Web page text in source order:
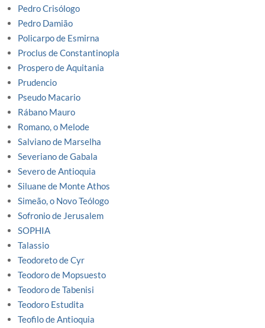
Pedro Crisólogo
Pedro Damião
Policarpo de Esmirna
Proclus de Constantinopla
Prospero de Aquitania
Prudencio
Pseudo Macario
Rábano Mauro
Romano, o Melode
Salviano de Marselha
Severiano de Gabala
Severo de Antioquia
Siluane de Monte Athos
Simeão, o Novo Teólogo
Sofronio de Jerusalem
SOPHIA
Talassio
Teodoreto de Cyr
Teodoro de Mopsuesto
Teodoro de Tabenisi
Teodoro Estudita
Teofilo de Antioquia